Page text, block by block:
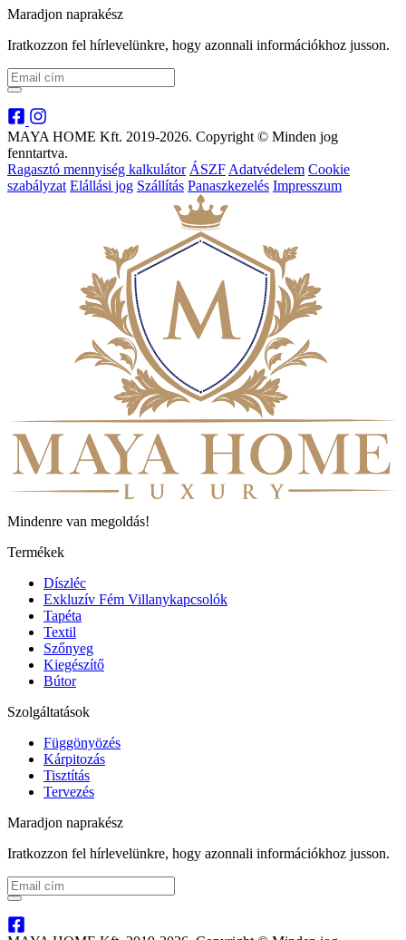
Maradjon naprakész
Iratkozzon fel hírlevelünkre, hogy azonnali információkhoz jusson.
MAYA HOME Kft. 2019-2026. Copyright © Minden jog
fenntartva.
Ragasztó mennyiség kalkulátor ÁSZF Adatvédelem Cookie
szabályzat Elállási jog Szállítás Panaszkezelés Impresszum
Mindenre van megoldás!
Termékek
Díszléc
Exkluzív Fém Villanykapcsolók
Tapéta
Textil
Szőnyeg
Kiegészítő
Bútor
Szolgáltatások
Függönyözés
Kárpitozás
Tisztítás
Tervezés
Maradjon naprakész
Iratkozzon fel hírlevelünkre, hogy azonnali információkhoz jusson.